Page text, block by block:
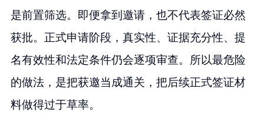
是前置筛选。即便拿到邀请，也不代表签证必然
获批。正式申请阶段，真实性、证据充分性、提
名有效性和法定条件仍会逐项审查。所以最危险
的做法，是把获邀当成通关，把后续正式签证材
料做得过于草率。